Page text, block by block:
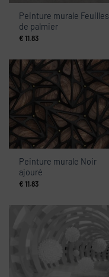
Peinture murale Feuilles
de palmier
€ 11.83
Peinture murale Noir
ajouré
€ 11.83